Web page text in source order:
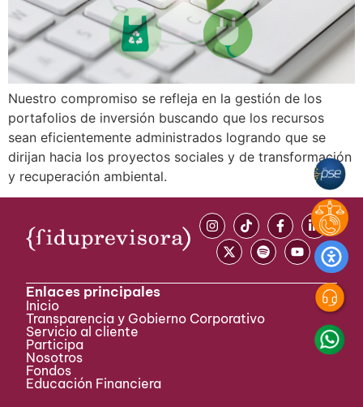
Nuestro compromiso se refleja en la gestión de los
portafolios de inversión buscando que los recursos
sean eficientemente administrados logrando que se
dirijan hacia los proyectos sociales y de transformación
y recuperación ambiental.
Enlaces principales
Inicio
Transparencia y Gobierno Corporativo
Servicio al cliente
Participa ​
Nosotros
Fondos
Educación Financiera